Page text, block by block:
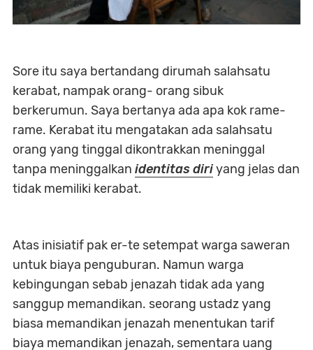
Sore itu saya bertandang dirumah salahsatu
kerabat, nampak orang- orang sibuk
berkerumun. Saya bertanya ada apa kok rame-
rame. Kerabat itu mengatakan ada salahsatu
orang yang tinggal dikontrakkan meninggal
tanpa meninggalkan identitas diriyang jelas dan
tidak memiliki kerabat.
Atas inisiatif pak er-te setempat warga saweran
untuk biaya penguburan. Namun warga
kebingungan sebab jenazah tidak ada yang
sanggup memandikan. seorang ustadz yang
biasa memandikan jenazah menentukan tarif
biaya memandikan jenazah, sementara uang